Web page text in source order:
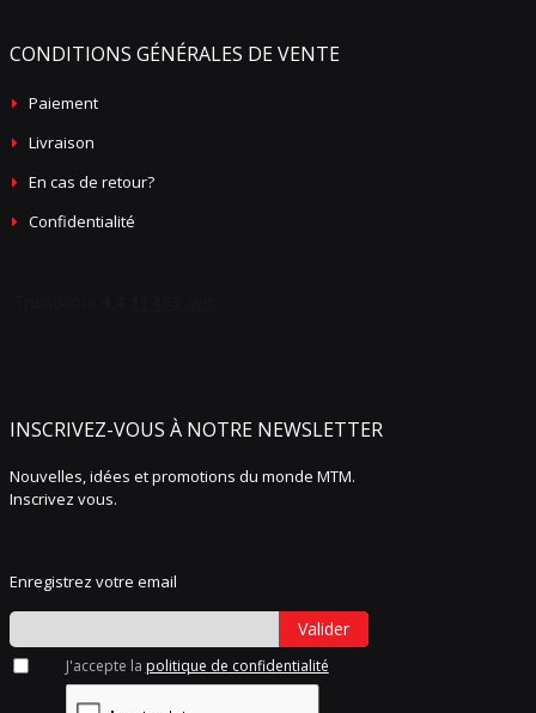
CONDITIONS GÉNÉRALES DE VENTE
Paiement
Livraison
En cas de retour?
Confidentialité
INSCRIVEZ-VOUS À NOTRE NEWSLETTER
Nouvelles, idées et promotions du monde MTM.
Inscrivez vous.
Enregistrez votre email
Valider
J'accepte la politique de confidentialité